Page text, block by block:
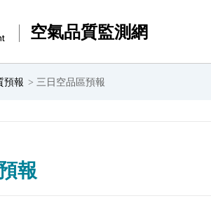
空氣品質監測網
要素
預報 > 三日空品區預報
報